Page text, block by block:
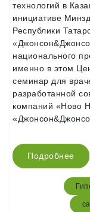
технологий в
инициативе
Республики
национального
именно в этом
семинар для
разработанной
компаний «Ново
Подробнее